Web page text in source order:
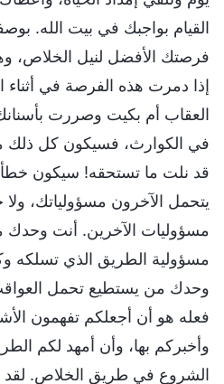
القيام بواجبك في بيت الله.
فرصتك الأفضل لنيل الخلاص،
إذا دمرت هذه الفرصة في أثناء
العقاب أم بكيت وصررت
في الكوارث، فسيكون كل ذلك
قد نلت ما تستحقه! سيكون
يتحمل الآخرون مسؤولياتك،
مسؤوليات الآخرين. أنت
مسؤولية الطريق الذي تسلكه
وحدك من يستطيع تحمل العواقب
فعله هو أن أجعلكم تفهمون
وأخبركم بها، وأن أمهد لكم
الشروع في طريق الخلاص.